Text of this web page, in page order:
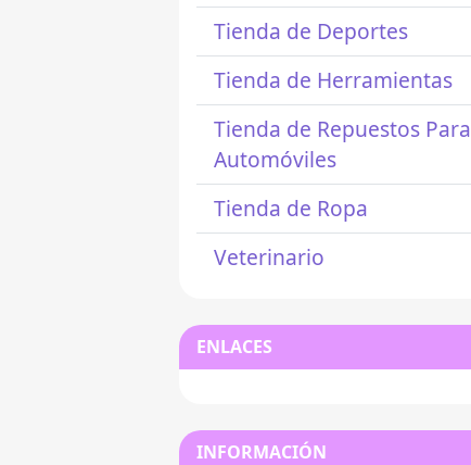
Tienda de Deportes
Tienda de Herramientas
Tienda de Repuestos Para
Automóviles
Tienda de Ropa
Veterinario
ENLACES
INFORMACIÓN